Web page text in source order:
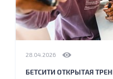
28.04.2026
БЕТСИТИ ОТКРЫТАЯ